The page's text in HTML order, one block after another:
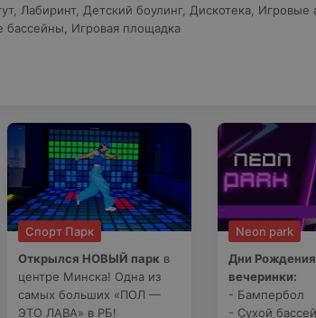
, Лабиринт, Детский боулинг, Дискотека Игровые
бассейны Игровая площадка
Спорт Парк
Открылся НОВЫЙ парк в
центре Минска! Одна из
самых больших «ПОЛ —
ЭТО ЛАВА» в РБ!
Neon park
Дни
вечеринки:
- Бампербол
- Сухой